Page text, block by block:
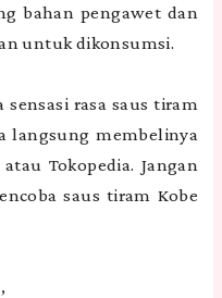
bahan pengawet dan
untuk dikonsumsi.
rasa saus tiram
langsung membelinya
Tokopedia. Jangan
saus tiram Kobe